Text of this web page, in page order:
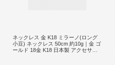
ネックレス 金 K18 ミラーノ(ロング
小豆) ネックレス 50cm 約10g｜金 ゴ
ールド 18金 K18 日本製 アクセサリ